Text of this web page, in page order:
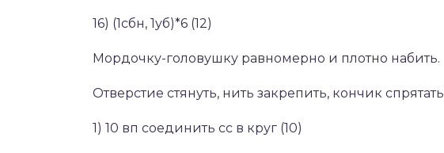
16) (1сбн, 1уб)*6 (12)
Мордочку-головушку равномерно и плотно набить.
Отверстие стянуть, нить закрепить, кончик
1) 10 вп соединить cc в круг (10)